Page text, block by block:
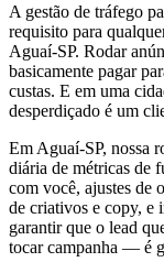
A gestão de tráfego
requisito para
Aguaí-SP. Rodar
basicamente pagar
custas. E em uma
desperdiçado é um
Em Aguaí-SP, nossa
diária de métricas de
com você, ajustes de
de criativos e copy, e
garantir que o lead
tocar campanha — é